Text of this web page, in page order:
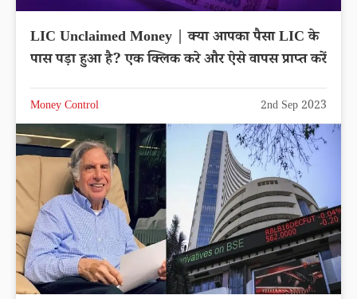
LIC Unclaimed Money | क्या आपका पैसा LIC के
पास पड़ा हुआ है? एक क्लिक करे और ऐसे वापस प्राप्त करें
Money Control 2nd Sep 2023